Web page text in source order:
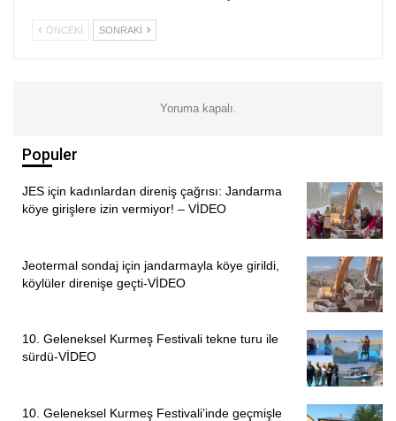
yaşayan hemşehrilerimizi ziyaretlerimiz şahsıma ve birlikte
ÖNCEKI SONRAKI
Yoruma kapalı.
Populer
JES için kadınlardan direniş çağrısı: Jandarma
köye girişlere izin vermiyor! – VİDEO
Jeotermal sondaj için jandarmayla köye girildi,
köylüler direnişe geçti-VİDEO
10. Geleneksel Kurmeş Festivali tekne turu ile
sürdü-VİDEO
10. Geleneksel Kurmeş Festivali’inde geçmişle